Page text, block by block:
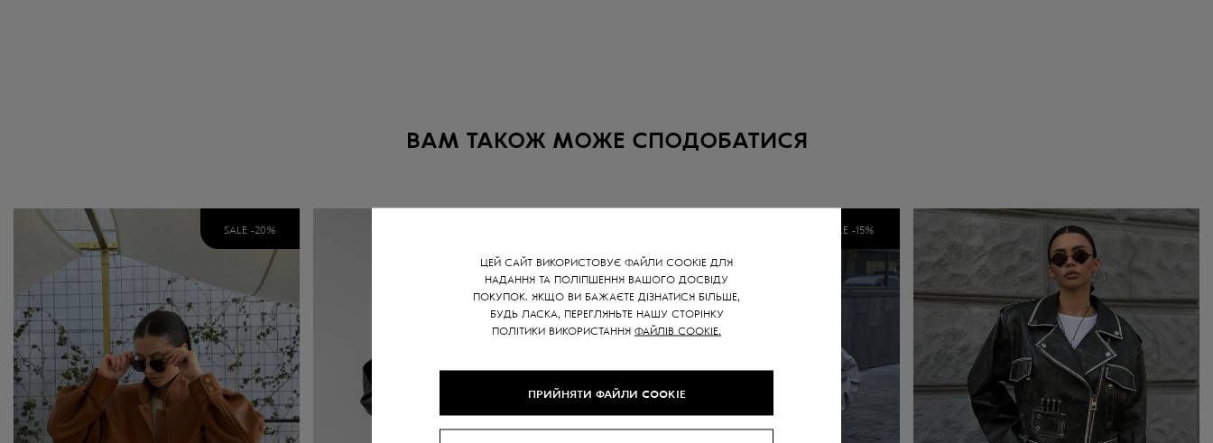
ЦЕЙ САЙТ ВИКОРИСТОВУЄ ФАЙЛИ COOKIE ДЛЯ
НАДАННЯ ТА ПОЛІПШЕННЯ ВАШОГО ДОСВІДУ
ПОКУПОК. ЯКЩО ВИ БАЖАЄТЕ ДІЗНАТИСЯ БІЛЬШЕ,
БУДЬ ЛАСКА, ПЕРЕГЛЯНЬТЕ НАШУ СТОРІНКУ
ПОЛІТИКИ ВИКОРИСТАННЯ ФАЙЛІВ COOKIE.
ПРИЙНЯТИ ФАЙЛИ COOKIE
ВАМ ТАКОЖ МОЖЕ СПОДОБАТИСЯ
SALE -20% SALE -15%